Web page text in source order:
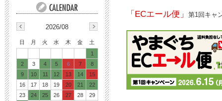
「ECエール便」 第1回キャ
2026/08
日 月 火 水 木 金
土
1
2
3 4 5 6 7
8
9
10 11 12 13 14
15
16
17 18 19 20 21
22
23
24 25 26 27 28
29